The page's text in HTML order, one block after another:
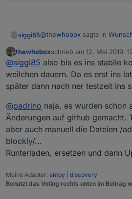
siggi85@thewhobox sagte in
@siggi85also der pull
angenommen.
Adapter gibt weis ich nicht.
Beim Javascript Adapter bin
experimentierfreudig wie bei
Testsystem habe ich noch
nur die offiziellen Repos
Danke für die Info! 👍
Offline
thewhoboxschrieb am 12. Mai 2019,
zuletzt editiert von
@siggi85 also bis es ins stabile
weilchen dauern. Da es erst ins
später dann nach ner testzeit ins
@padrino naja, es wurden schon
Änderungen auf github gemacht.
aber auch manuell die Dateien /
blockly/...
Runterladen, ersetzen und dann
Meine Adapter: emby
discovery
Benutzt das Voting rechts unten im Beitrag